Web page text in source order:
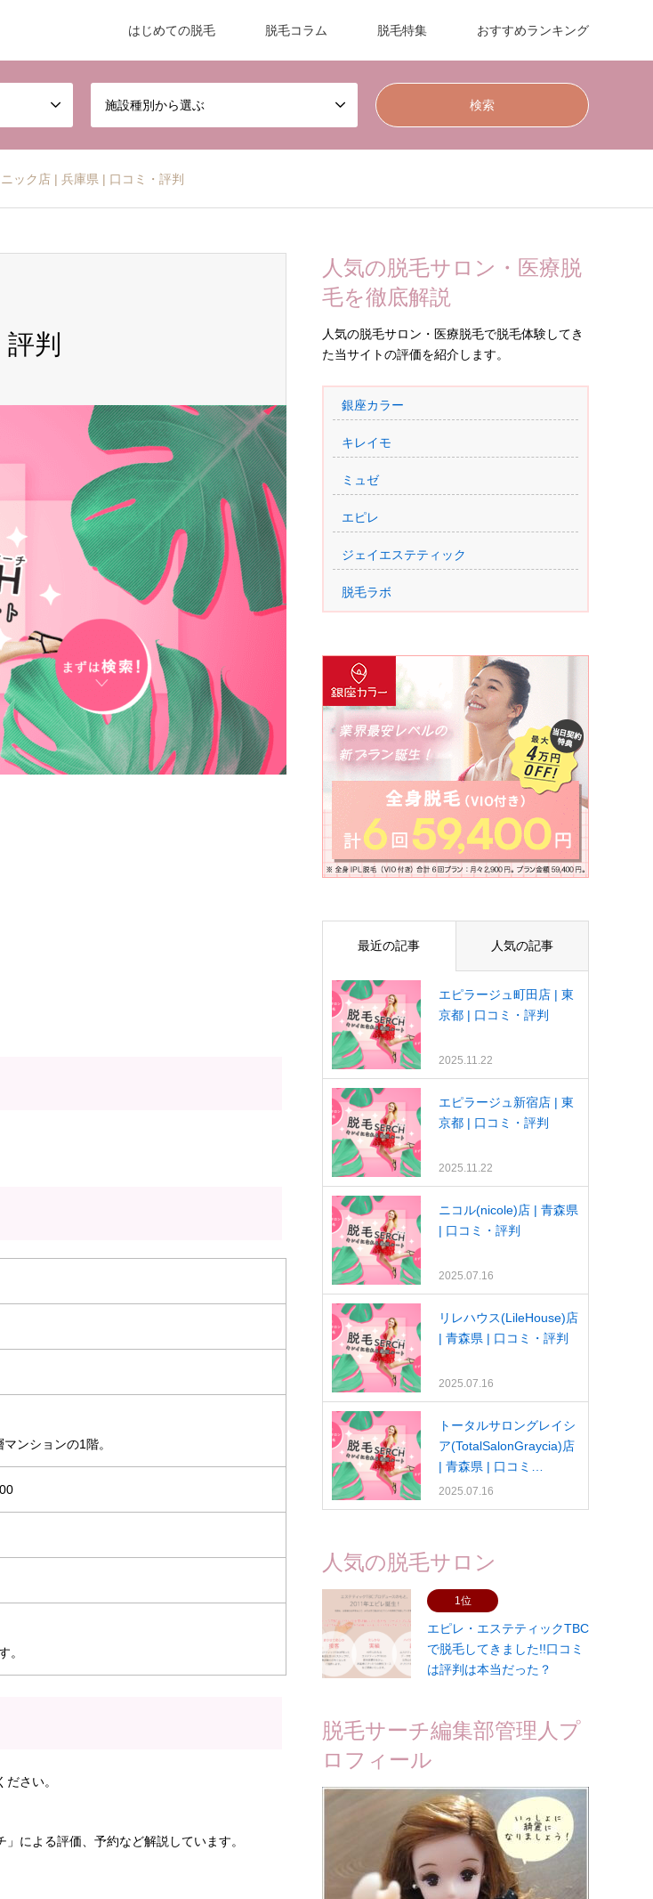
はじめての脱毛 脱毛コラム 脱毛特集 おすすめランキング
施設種別から選ぶ
ック店 | 兵庫県 | 口コミ・評判
判
ンションの1階。
。
さい。
による評価、予約など解説しています。
人気の脱毛サロン・医療脱
毛を徹底解説
人気の脱毛サロン・医療脱毛で脱毛体験してき
た当サイトの評価を紹介します。
銀座カラー
キレイモ
ミュゼ
エピレ
ジェイエステティック
脱毛ラボ
最近の記事 人気の記事
エピラージュ町田店 | 東
京都 | 口コミ・評判
2025.11.22
エピラージュ新宿店 | 東
京都 | 口コミ・評判
2025.11.22
ニコル(nicole)店 | 青森県
| 口コミ・評判
2025.07.16
リレハウス(LileHouse)店
| 青森県 | 口コミ・評判
2025.07.16
トータルサロングレイシ
ア(TotalSalonGraycia)店
| 青森県 | 口コミ…
2025.07.16
人気の脱毛サロン
1位
エピレ・エステティックTBC
で脱毛してきました!!口コミ
は評判は本当だった？
脱毛サーチ編集部管理人プ
ロフィール